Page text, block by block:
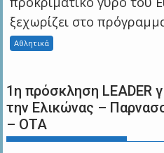
ξεχωρίζει στο
Αθλητικά
1η πρόσκληση LEADER
την Ελικώνας –
– ΟΤΑ